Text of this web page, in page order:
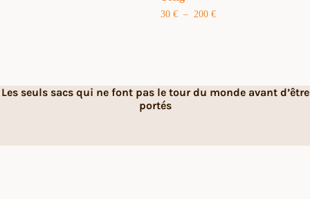
30 € – 200 €Plage
Les seuls sacs qui ne font pas le tour du monde avant d’être
portés